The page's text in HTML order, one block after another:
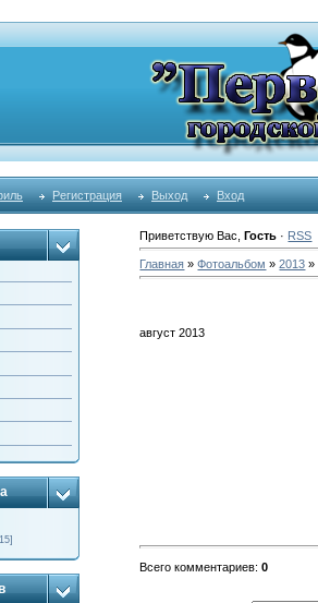
Регистрация Выход Вход
Приветствую Вас ,Гость · RSS
Главная »Фотоальбом »2013 »
август 2013
Всего комментариев:0